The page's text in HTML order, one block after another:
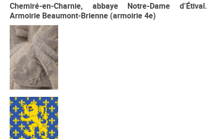
Chemiré-en-Charnie, abbaye Notre-Dame d’Étival.
Armoirie Beaumont-Brienne (armoirie 4e)